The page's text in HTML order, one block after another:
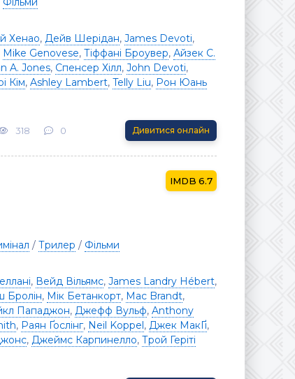
Хенао, Дейв Шерідан, James Devoti,
Mike Genovese, Тіффані Броувер, Айзек С.
A. Jones, Спенсер Хілл, John Devoti,
Кім, Ashley Lambert, Telly Liu, Рон Юань
318 0 Дивитися онлайн
6.7
/ Трилер / Фільми
, Вейд Вільямс, James Landry Hébert,
Бролін, Мік Бетанкорт, Mac Brandt,
Пападжон, Джефф Вульф, Anthony
, Раян Ґослінг, Neil Koppel, Джек МакҐі,
, Джеймс Карпинелло, Трой Геріті